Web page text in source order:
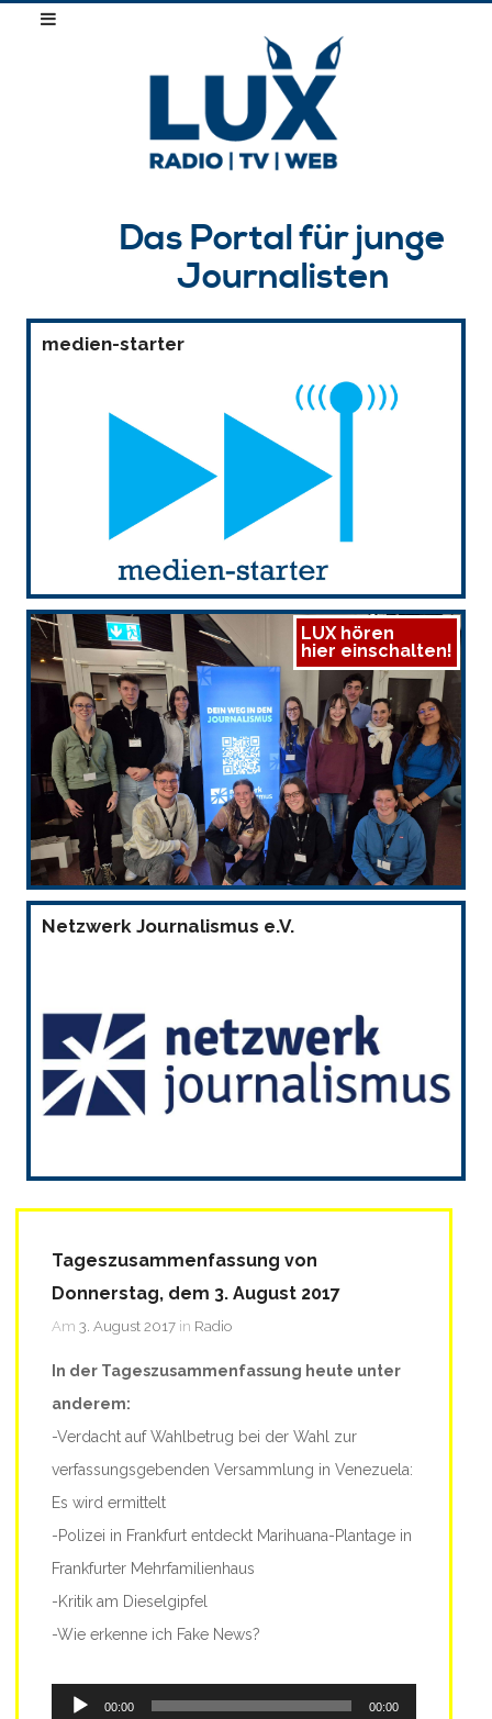
Das Portal für junge
Journalisten
medien-starter
LUX hören
hier einschalten!
Netzwerk Journalismus e.V.
Tageszusammenfassung von
Donnerstag, dem 3. August 2017
Am 3. August 2017 in Radio
In der Tageszusammenfassung heute unter
anderem:
-Verdacht auf Wahlbetrug bei der Wahl zur
verfassungsgebenden Versammlung in Venezuela:
Es wird ermittelt
-Polizei in Frankfurt entdeckt Marihuana-Plantage in
Frankfurter Mehrfamilienhaus
-Kritik am Dieselgipfel
-Wie erkenne ich Fake News?
Audio-
00:00 00:00